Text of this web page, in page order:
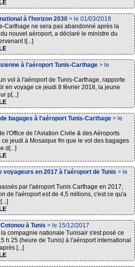
à l'horizon 2030 > le 01/03/2018
Carthage ne sera pas abandonné après la
nouvel aéroport, a déclaré le ministre du
l[...]
à l'aéroport Tunis-Carthage > le
vol à l'aéroport de Tunis-Carthage, rapporte
en voyage ce jeudi 8 février 2018, la jeune
p[...]
bagages à l'aéroport Tunis-Carthage > le
l'Office de l'Aviation Civile & des Aéroports
jeudi à Mosaique fm que le vol des bagages
d[...]
voyageurs en 2017 à l'aéroport de Tunis > le
par l'aéroport Tunis Carthage en 2017,
de l'aéroport est de 4,5 millions, c'est ce qu'a
à Tunis > le 15/12/2017
compagnie nationale Tunisair s'est posé ce
h 25 (heure de Tunis) à l'aéroport international
[...]